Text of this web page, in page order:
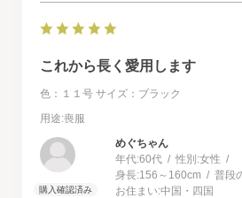
これから長く愛用します
色：１１号 サイズ：ブラック
用途:喪服
めぐちゃん
年代:60代 性別:女性
身長:156～160cm 普段
お住まい:中国・四国